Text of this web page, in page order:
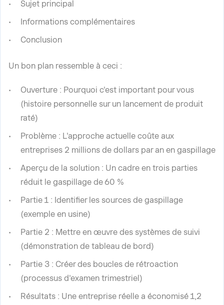
Sujet principal
Informations complémentaires
Conclusion
Un bon plan ressemble à ceci :
Ouverture : Pourquoi c'est important pour vous
(histoire personnelle sur un lancement de produit
raté)
Problème : L'approche actuelle coûte aux
entreprises 2 millions de dollars par an en gaspillage
Aperçu de la solution : Un cadre en trois parties
réduit le gaspillage de 60 %
Partie 1 : Identifier les sources de gaspillage
(exemple en usine)
Partie 2 : Mettre en œuvre des systèmes de suivi
(démonstration de tableau de bord)
Partie 3 : Créer des boucles de rétroaction
(processus d'examen trimestriel)
Résultats : Une entreprise réelle a économisé 1,2